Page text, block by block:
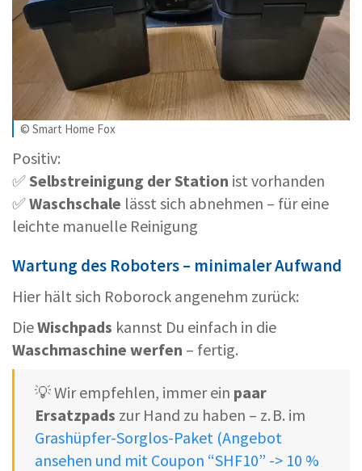
© Smart Home Fox
Positiv:
✅Selbstreinigung der Station ist vorhanden
✅Waschschale lässt sich abnehmen – für eine
leichte manuelle Reinigung
Wartung des Roboters – minimaler Aufwand
Hier hält sich Roborock angenehm zurück:
DieWischpads kannst Du einfach in die
Waschmaschine werfen – fertig.
💡 Wir empfehlen, immer ein paar
Ersatzpads zur Hand zu haben – z. B. im
Grashüpfer-Sorglos-Paket (Angebot
ansehen und mit Coupon “SHF10” -> 10 %